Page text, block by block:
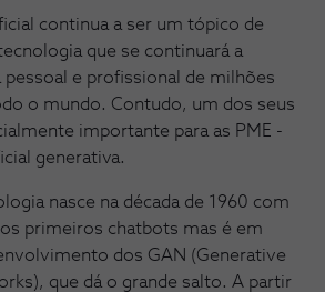
continua a ser um tópico de
que se continuará a
pessoal e profissional de milhões
o mundo. Contudo, um dos seus
importante para as PME -
generativa.
nasce na década de 1960 com
primeiros chatbots mas é em
dos GAN (Generative
que dá o grande salto. A partir